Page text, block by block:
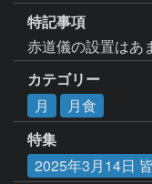
特記事項
赤道儀の設置はあ
カテゴリー
月
月食
特集
2025年3月14日